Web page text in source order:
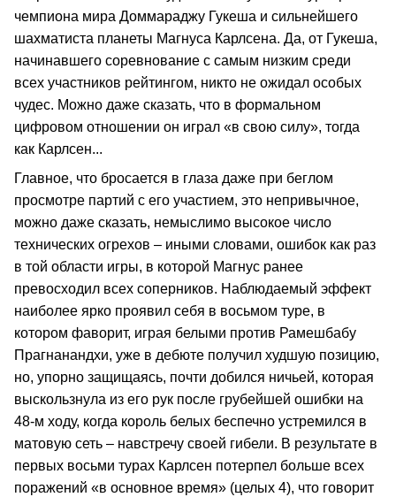
чемпиона мира Доммараджу Гукеша и сильнейшего
шахматиста планеты Магнуса Карлсена. Да, от Гукеша,
начинавшего соревнование с самым низким среди
всех участников рейтингом, никто не ожидал особых
чудес. Можно даже сказать, что в формальном
цифровом отношении он играл «в свою силу», тогда
как Карлсен...
Главное, что бросается в глаза даже при беглом
просмотре партий с его участием, это непривычное,
можно даже сказать, немыслимо высокое число
технических огрехов – иными словами, ошибок как раз
в той области игры, в которой Магнус ранее
превосходил всех соперников. Наблюдаемый эффект
наиболее ярко проявил себя в восьмом туре, в
котором фаворит, играя белыми против Рамешбабу
Прагнанандхи, уже в дебюте получил худшую позицию,
но, упорно защищаясь, почти добился ничьей, которая
выскользнула из его рук после грубейшей ошибки на
48-м ходу, когда король белых беспечно устремился в
матовую сеть – навстречу своей гибели. В результате в
первых восьми турах Карлсен потерпел больше всех
поражений «в основное время» (целых 4), что говорит